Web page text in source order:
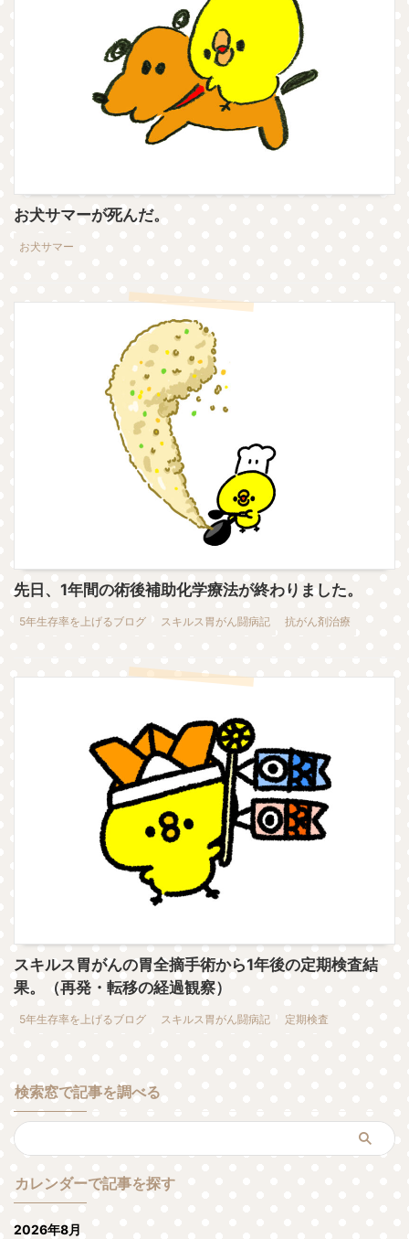
お犬サマーが死んだ。
お犬サマー
先日、1年間の術後補助化学療法が終わりました。
5年生存率を上げるブログ スキルス胃がん闘病記 抗がん剤治療
スキルス胃がんの胃全摘手術から1年後の定期検査結
果。（再発・転移の経過観察）
5年生存率を上げるブログ スキルス胃がん闘病記 定期検査
検索窓で記事を調べる
カレンダーで記事を探す
2026年8月